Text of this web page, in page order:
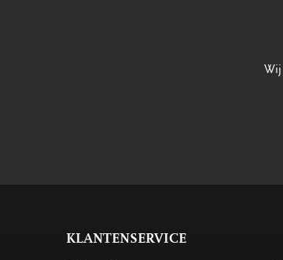
KLANTENSERVICE